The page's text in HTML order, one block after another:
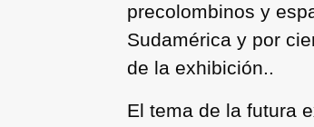
precolombinos y
Sudamérica y por
de la exhibición..
El tema de la futura